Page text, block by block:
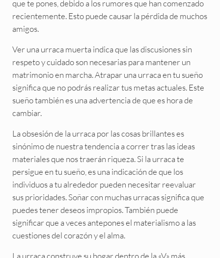
que te pones, debido a los rumores que han comenzado
recientemente. Esto puede causar la pérdida de muchos
amigos.
Ver una urraca muerta indica que las discusiones sin
respeto y cuidado son necesarias para mantener un
matrimonio en marcha. Atrapar una urraca en tu sueño
significa que no podrás realizar tus metas actuales. Este
sueño también es una advertencia de que es hora de
cambiar.
La obsesión de la urraca por las cosas brillantes es
sinónimo de nuestra tendencia a correr tras las ideas
materiales que nos traerán riqueza. Si la urraca te
persigue en tu sueño, es una indicación de que los
individuos a tu alrededor pueden necesitar reevaluar
sus prioridades. Soñar con muchas urracas significa que
puedes tener deseos impropios. También puede
significar que a veces antepones el materialismo a las
cuestiones del corazón y el alma.
La urraca construye su hogar dentro de la «V» más